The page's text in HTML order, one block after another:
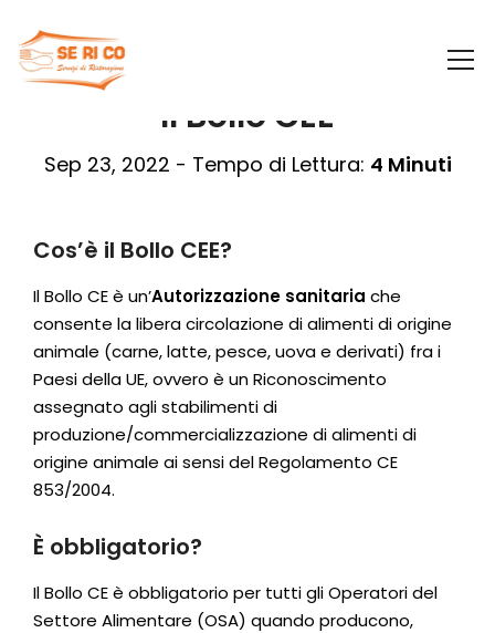
Il Bollo CEE
Sep 23, 2022 - Tempo di Lettura: 4 Minuti
Cos’è il Bollo CEE?
Il Bollo CE è un’Autorizzazione sanitaria che
consente la libera circolazione di alimenti di origine
animale (carne, latte, pesce, uova e derivati) fra i
Paesi della UE, ovvero è un Riconoscimento
assegnato agli stabilimenti di
produzione/commercializzazione di alimenti di
origine animale ai sensi del Regolamento CE
853/2004.
È obbligatorio?
Il Bollo CE è obbligatorio per tutti gli Operatori del
Settore Alimentare (OSA) quando producono,